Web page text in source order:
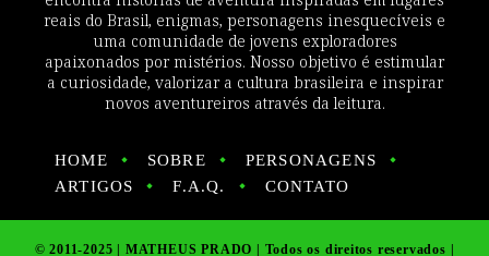
reais do Brasil, enigmas, personagens inesquecíveis e
uma comunidade de jovens exploradores
apaixonados por mistérios. Nosso objetivo é estimular
a curiosidade, valorizar a cultura brasileira e inspirar
novos aventureiros através da leitura.
HOME SOBRE
PERSONAGENS
ARTIGOS
F.A.Q. CONTATO
© 2011-2025 | MATHEUS PRADO | Todos os direitos reservados |